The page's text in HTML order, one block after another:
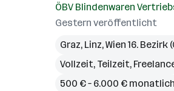
ÖBV Blindenwaren
Gestern veröffentlicht
Graz, Linz,Wien 16.
Vollzeit, Teilzeit,
500 € – 6.000 € monatlich